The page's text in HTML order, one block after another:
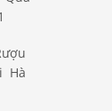
Hà